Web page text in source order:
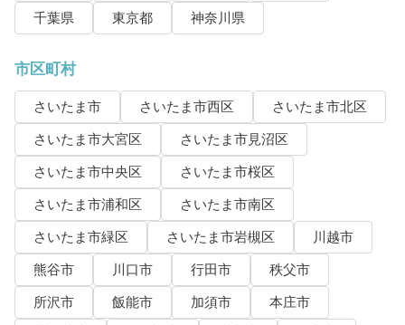
千葉県
東京都 神奈川県
市区町村
さいたま市 さいたま市西区
さいたま市北区
さいたま市大宮区
さいたま市見沼区
さいたま市中央区
さいたま市桜区
さいたま市浦和区
さいたま市南区
さいたま市緑区
さいたま市岩槻区
川越市
熊谷市
川口市 行田市
秩父市
所沢市
飯能市 加須市
本庄市